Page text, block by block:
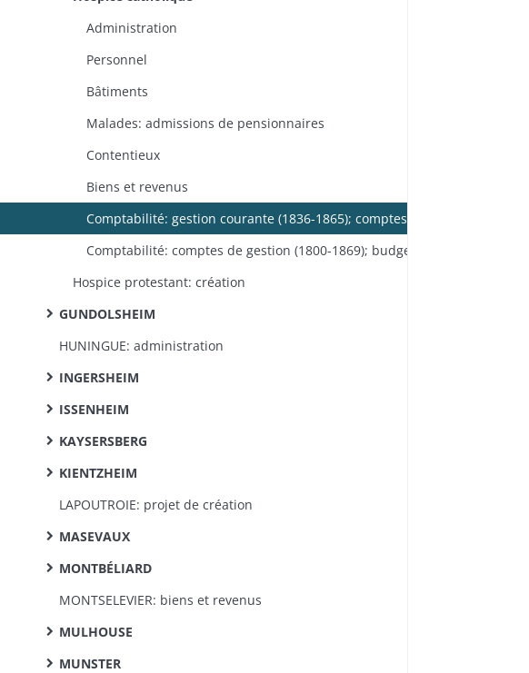
Administration
Personnel
Bâtiments
Malades: admissions de pensionnaires
Contentieux
Biens et revenus
Hospice protestant: création
GUNDOLSHEIM
HUNINGUE: administration
INGERSHEIM
ISSENHEIM
KAYSERSBERG
KIENTZHEIM
LAPOUTROIE: projet de création
MASEVAUX
MONTBÉLIARD
MONTSELEVIER: biens et revenus
MULHOUSE
MUNSTER